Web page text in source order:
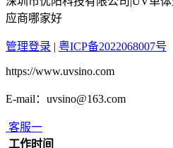
应商哪家好
管理登录 粤ICP备2022068007号
https://www.uvsino.com
E-mail：uvsino@163.com
客服一
工作时间